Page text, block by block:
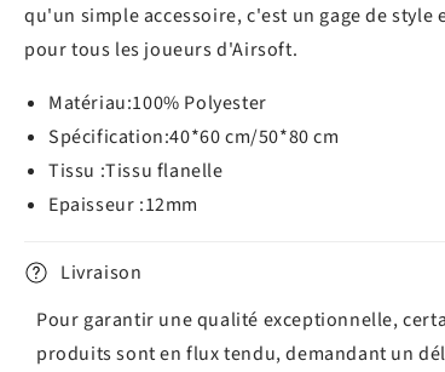
qu'un simple accessoire, c'est un gage de style
pour tous les joueurs d'Airsoft.
Matériau:100% Polyester
Spécification:40*60 cm/50*80 cm
Tissu :Tissu flanelle
Epaisseur :12mm
Livraison
Pour garantir une qualité exceptionnelle,
produits sont en flux tendu, demandant un